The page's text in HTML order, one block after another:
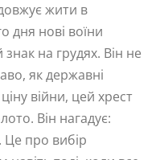
жити в
дня нові воїни
на грудях. Він не
як державні
війни, цей хрест
Він нагадує:
Це про вибір